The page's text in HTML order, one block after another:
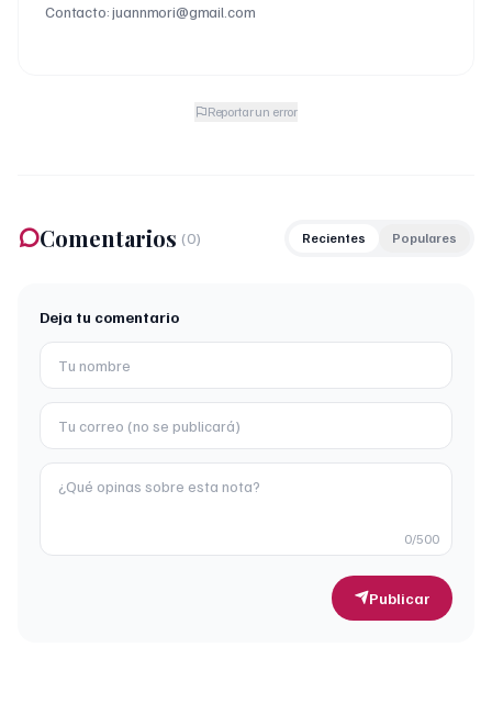
Contacto: juannmori@gmail.com
Reportar un error
Comentarios (0) Recientes Populares
Deja tu comentario
0/500
Publicar